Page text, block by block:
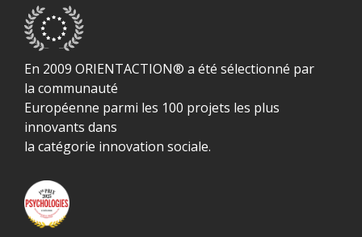
En 2009 ORIENTACTION® a été sélectionné par
la communauté
Européenne parmi les 100 projets les plus
innovants dans
la catégorie innovation sociale.